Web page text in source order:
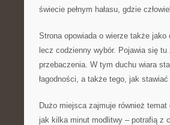
świecie pełnym hałasu, gdzie
Strona opowiada o wierze także
lecz codzienny wybór. Pojawia się
przebaczenia. W tym duchu wiara
łagodności, a także tego, jak
Dużo miejsca zajmuje również
jak kilka minut modlitwy – potrafią z